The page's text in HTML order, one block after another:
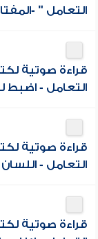
التعامل " -
قراءة صوتية
التعامل - اضبط
قراءة صوتية
التعامل -
قراءة صوتية